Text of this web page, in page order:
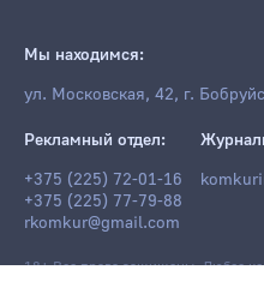
Мы находимся:
ул. Московская, 42, г.
Рекламный отдел:
+375 (225) 72-01-16
+375 (225) 77-79-88
rkomkur@gmail.com
18+ Все права защищены. Любое